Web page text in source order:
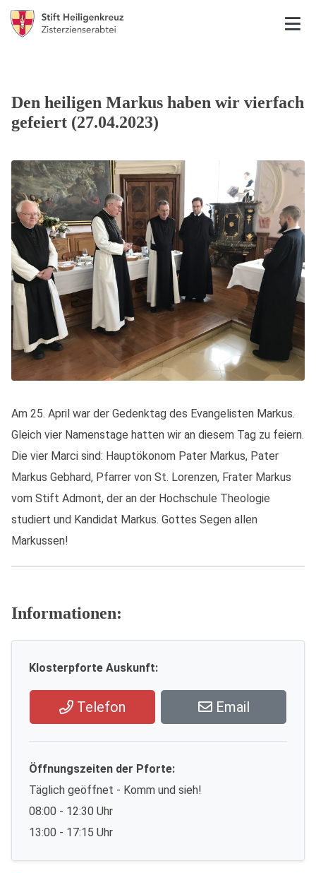
Den heiligen Markus haben wir vierfach
gefeiert (27.04.2023)
Am 25. April war der Gedenktag des Evangelisten Markus.
Gleich vier Namenstage hatten wir an diesem Tag zu feiern.
Die vier Marci sind: Hauptökonom Pater Markus, Pater
Markus Gebhard, Pfarrer von St. Lorenzen, Frater Markus
vom Stift Admont, der an der Hochschule Theologie
studiert und Kandidat Markus. Gottes Segen allen
Markussen!
Informationen:
Klosterpforte Auskunft:
Telefon Email
Öffnungszeiten der Pforte:
Täglich geöffnet - Komm und sieh!
08:00 - 12:30 Uhr
13:00 - 17:15 Uhr